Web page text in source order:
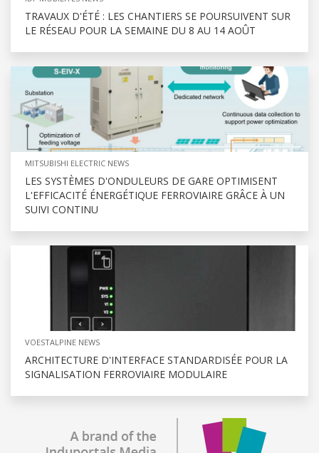
TRAVAUX D'ÉTÉ : LES CHANTIERS SE POURSUIVENT SUR
LE RÉSEAU POUR LA SEMAINE DU 8 AU 14 AOÛT
MITSUBISHI ELECTRIC NEWS
LES SYSTÈMES D'ONDULEURS DE GARE OPTIMISENT
L'EFFICACITÉ ÉNERGÉTIQUE FERROVIAIRE GRÂCE À UN
SUIVI CONTINU
VOESTALPINE NEWS
ARCHITECTURE D'INTERFACE STANDARDISÉE POUR LA
SIGNALISATION FERROVIAIRE MODULAIRE